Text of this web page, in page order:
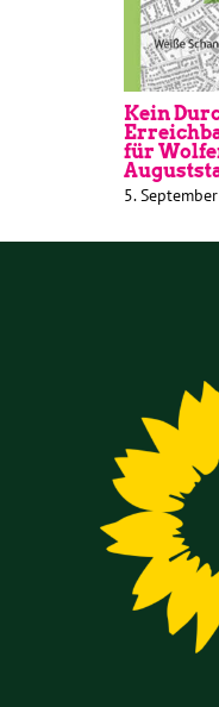
Kein
für
5.